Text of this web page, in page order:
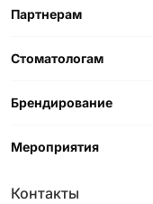
Партнерам
Стоматологам
Брендирование
Мероприятия
Контакты